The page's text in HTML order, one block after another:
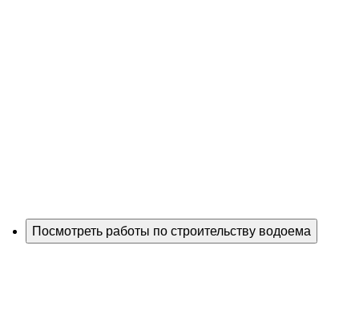
Посмотреть работы по строительству водоема